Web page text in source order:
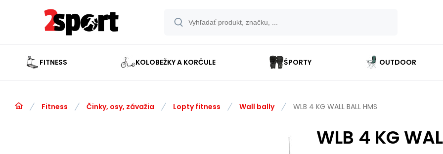
FITNESS KOLOBEŽKY A KORČULE ŠPORTY OUTDOOR
Fitness Činky, osy, závažia Lopty fitness Wall bally WLB 4 KG WALL BALL HMS
WLB 4 KG